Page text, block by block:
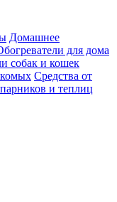
Домашнее
для дома
собак и кошек
Cредства от
и теплиц